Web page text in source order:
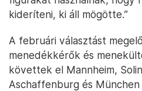
kideríteni, ki áll mögötte.”
A februári választást
menedékkérők és
követtek el Mannheim,
Aschaffenburg és München